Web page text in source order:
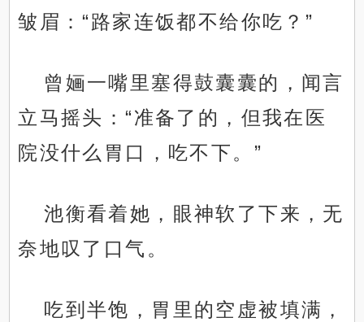
皱眉：“路家连饭都不给你吃？”
曾婳一嘴里塞得鼓囊囊的，闻言
立马摇头：“准备了的，但我在医
院没什么胃口，吃不下。”
池衡看着她，眼神软了下来，无
奈地叹了口气。
吃到半饱，胃里的空虚被填满，